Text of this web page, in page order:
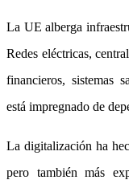
La UE alberga
Redes eléctricas,
financieros, sistemas
está impregnado de
La digitalización ha
pero también más